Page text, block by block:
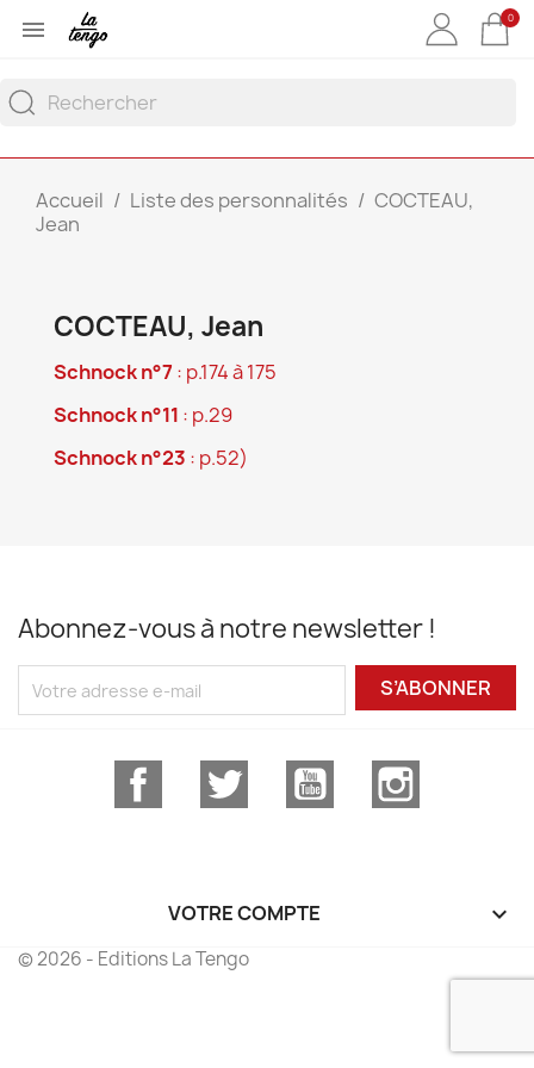
 0
Accueil Liste des personnalités
COCTEAU,
Jean
COCTEAU, Jean
Schnock n°7 : p.174 à 175
Schnock n°11 : p.29
Schnock n°23 : p.52)
Abonnez-vous à notre newsletter !
S’ABONNER
Facebook Twitter YouTube
VOTRE COMPTE 
© 2026 - Editions La Tengo